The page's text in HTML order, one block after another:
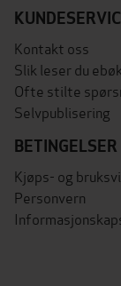
Kontakt oss
Slik leser du
Ofte stilte
Selvpublisering
BETINGELSER
Kjøps- og
Personvern